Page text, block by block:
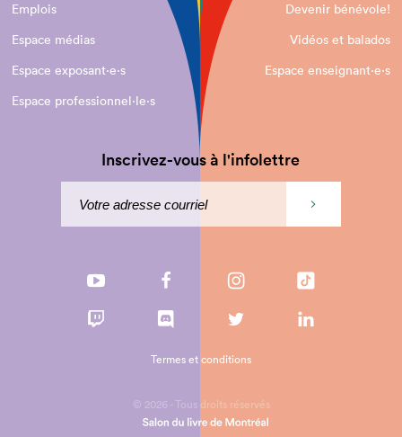
Emplois
Devenir bénévole!
Espace médias
Vidéos et balados
Espace exposant·e⋅s
Espace enseignant·e⋅s
Espace professionnel·le⋅s
Inscrivez-vous à l'infolettre
© 2026 - Tous droits réservés
Termes et conditions